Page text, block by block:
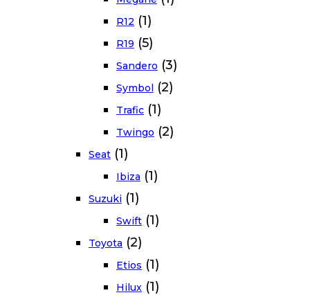
R12 (1)
R19 (5)
Sandero (3)
Symbol (2)
Trafic (1)
Twingo (2)
Seat (1)
Ibiza (1)
Suzuki (1)
Swift (1)
Toyota (2)
Etios (1)
Hilux (1)